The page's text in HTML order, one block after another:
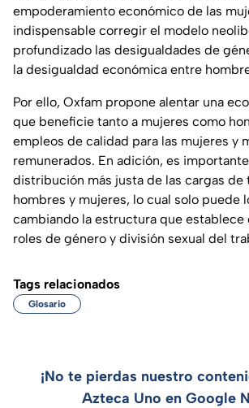
empoderamiento económico de las
indispensable corregir el modelo
profundizado las desigualdades de
la desigualdad económica entre
Por ello, Oxfam propone alentar una
que beneficie tanto a mujeres como
empleos de calidad para las mujeres y
remunerados. En adición, es
distribución más justa de las cargas de
hombres y mujeres, lo cual solo puede
cambiando la estructura que establece
roles de género y división sexual del
Tags relacionados
Glosario
¡No te pierdas nuestro
Azteca Uno en Google